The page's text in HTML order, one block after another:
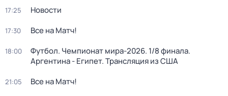
17:25 Новости
17:30 Все на Матч!
18:00
Футбол. Чемпионат мира-2026. 1/8 финала.
Аргентина - Египет. Трансляция из США
21:05 Все на Матч!